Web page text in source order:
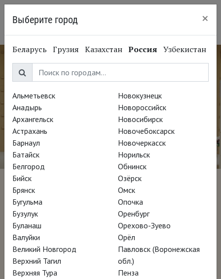
Дэвид Хокни. Поп-арт в
Королевской академии
художеств
Режиссёр Фил Грабски
Выберите город ×
Беларусь Грузия Казахстан Россия Узбекистан
Альметьевск
Анадырь
Архангельск
Астрахань
Барнаул
Батайск
Белгород
Бийск
Брянск
Бугульма
Бузулук
Буланаш
Валуйки
Великий Новгород
Верхний Тагил
Верхняя Тура
Новокузнецк
Новороссийск
Новосибирск
Новочебоксарск
Новочеркасск
Норильск
Обнинск
Озёрск
Омск
Опочка
Оренбург
Орехово-Зуево
Орёл
Павловск (Воронежская
обл.)
Пенза